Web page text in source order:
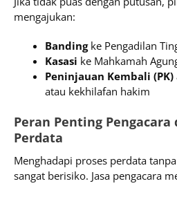
mengajukan:
Bandingke Pengadilan
Kasasi ke Mahkamah
Peninjauan Kembali (PK)
atau kekhilafan hakim
Peran Penting Pengacara
Perdata
Menghadapi proses perdata
sangat berisiko. Jasa pengacara